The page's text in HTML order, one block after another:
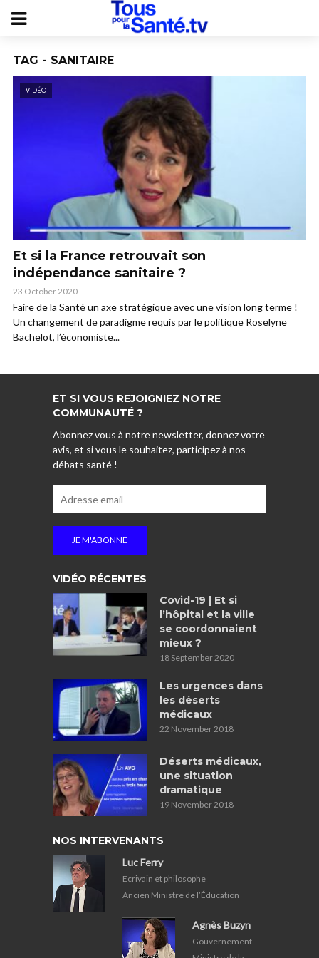
TAG - SANITAIRE
VIDÉO
Et si la France retrouvait son
indépendance sanitaire ?
23 October 2020
Faire de la Santé un axe stratégique avec une vision long terme !
Un changement de paradigme requis par le politique Roselyne
Bachelot, l’économiste...
ET SI VOUS REJOIGNIEZ NOTRE
COMMUNAUTÉ ?
Abonnez vous à notre newsletter, donnez votre
avis, et si vous le souhaitez, participez à nos
débats santé !
VIDÉO RÉCENTES
Covid-19 | Et si
l’hôpital et la ville
se coordonnaient
mieux ?
18 September 2020
Les urgences dans
les déserts
médicaux
22 November 2018
Déserts médicaux,
une situation
dramatique
19 November 2018
NOS INTERVENANTS
Luc Ferry
Ecrivain et philosophe
Ancien Ministre de l’Éducation
Agnès Buzyn
Gouvernement